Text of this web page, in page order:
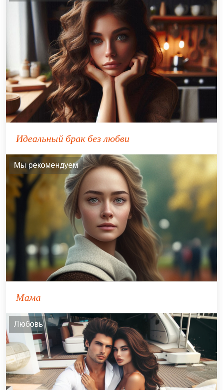
Идеальный брак без любви
Мы рекомендуем
Мама
Любовь